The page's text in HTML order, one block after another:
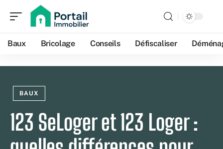
Baux Bricolage Conseils Défiscaliser
BAUX
123 SeLoger et 123 Loger :